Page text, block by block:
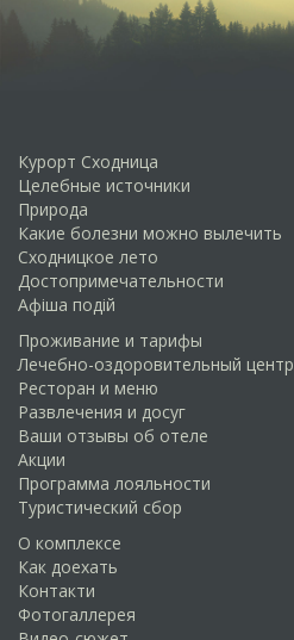
Курорт Сходница
Целебные источники
Природа
Какие болезни можно вылечить
Сходницкое лето
Достопримечательности
Афіша подій
Проживание и тарифы
Лечебно-оздоровительный центр
Ресторан и меню
Развлечения и досуг
Ваши отзывы об отеле
Акции
Программа лояльности
Туристический сбор
О комплексе
Как доехать
Контакти
Фотогаллерея